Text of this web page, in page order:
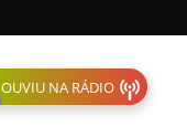
OUVIU NA RÁDIO